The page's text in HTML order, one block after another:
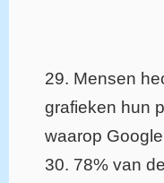
29. Mensen
grafieken hun
waarop
30. 78% van